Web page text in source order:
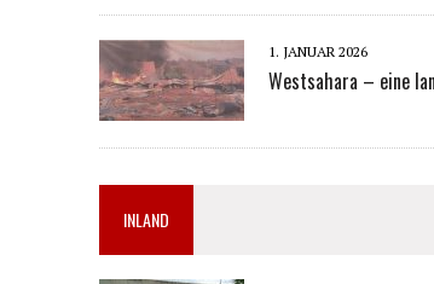
1. JANUAR 2026
Westsahara – eine
INLAND